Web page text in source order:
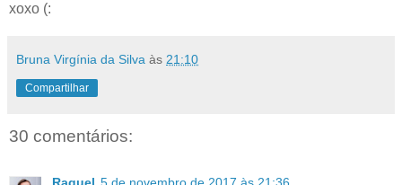
xoxo (:
Bruna Virgínia da Silva às 21:10
Compartilhar
30 comentários: